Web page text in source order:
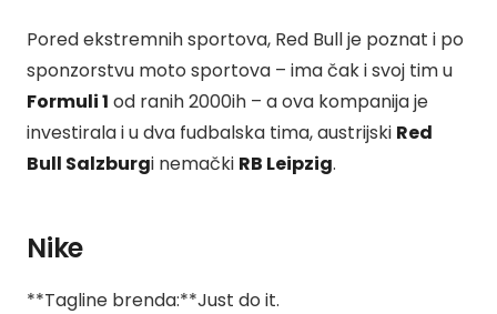
Pored ekstremnih sportova, Red Bull je poznat i po
sponzorstvu moto sportova – ima čak i svoj tim u
Formuli 1 od ranih 2000ih – a ova kompanija je
investirala i u dva fudbalska tima, austrijski Red
Bull Salzburgi nemački RB Leipzig.
Nike
**Tagline brenda:**Just do it.